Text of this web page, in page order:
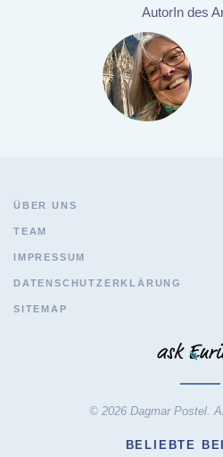
AutorIn des
ÜBER UNS
TEAM
IMPRESSUM
DATENSCHUTZERKLÄRUNG
SITEMAP
© 2026 Dagmar Postel.
BELIEBTE